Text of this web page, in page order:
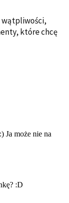
wątpliwości,
które chcę